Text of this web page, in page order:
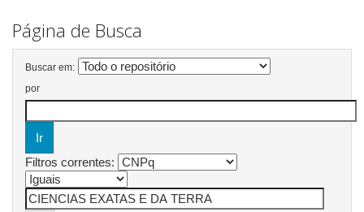
Página de Busca
Buscar em:
por
Filtros correntes: